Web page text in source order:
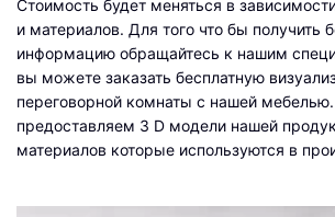
Стоимость будет меняться в
и материалов. Для того что бы получить
информацию обращайтесь к нашим
вы можете заказать бесплатную
переговорной комнаты с нашей
предоставляем 3 D модели нашей
материалов которые используются в